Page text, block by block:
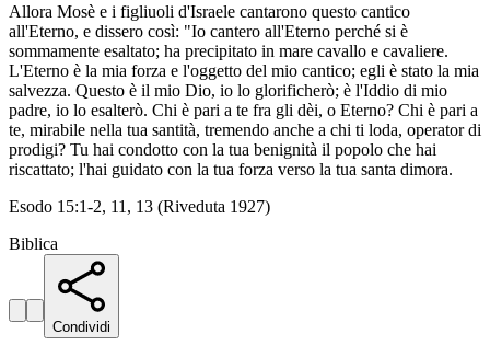
Allora Mosè e i figliuoli d'Israele cantarono questo cantico
all'Eterno, e dissero così: "Io cantero all'Eterno perché si è
sommamente esaltato; ha precipitato in mare cavallo e cavaliere.
L'Eterno è la mia forza e l'oggetto del mio cantico; egli è stato la mia
salvezza. Questo è il mio Dio, io lo glorificherò; è l'Iddio di mio
padre, io lo esalterò. Chi è pari a te fra gli dèi, o Eterno? Chi è pari a
te, mirabile nella tua santità, tremendo anche a chi ti loda, operator di
prodigi? Tu hai condotto con la tua benignità il popolo che hai
riscattato; l'hai guidato con la tua forza verso la tua santa dimora.
Esodo 15:1-2, 11, 13 (Riveduta 1927)
Biblica
Condividi